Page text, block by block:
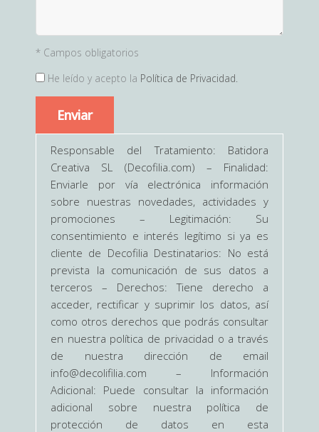
* Campos obligatorios
He leído y acepto la Política de Privacidad.
Enviar
Responsable del Tratamiento: Batidora
Creativa SL (Decofilia.com) – Finalidad:
Enviarle por vía electrónica información
sobre nuestras novedades, actividades y
promociones – Legitimación: Su
consentimiento e interés legítimo si ya es
cliente de Decofilia Destinatarios: No está
prevista la comunicación de sus datos a
terceros – Derechos: Tiene derecho a
acceder, rectificar y suprimir los datos, así
como otros derechos que podrás consultar
en nuestra política de privacidad o a través
de nuestra dirección de email
info@decolifilia.com – Información
Adicional: Puede consultar la información
adicional sobre nuestra política de
protección de datos en esta